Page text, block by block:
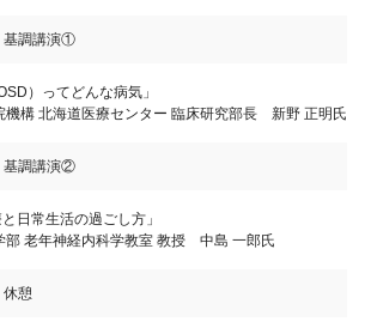
基調講演①
）ってどんな病気」
機構 北海道医療センター 臨床研究部長 新野 正明氏
基調講演②
日常生活の過ごし方」
部 老年神経内科学教室 教授 中島 一郎氏
休憩